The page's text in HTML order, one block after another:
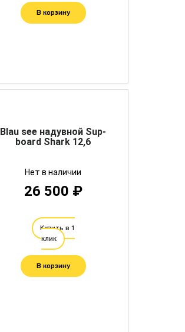
В корзину
Blau see надувной Sup-
board Shark 12,6
Нет в наличии
26 500 ₽
Купить в 1
клик
В корзину